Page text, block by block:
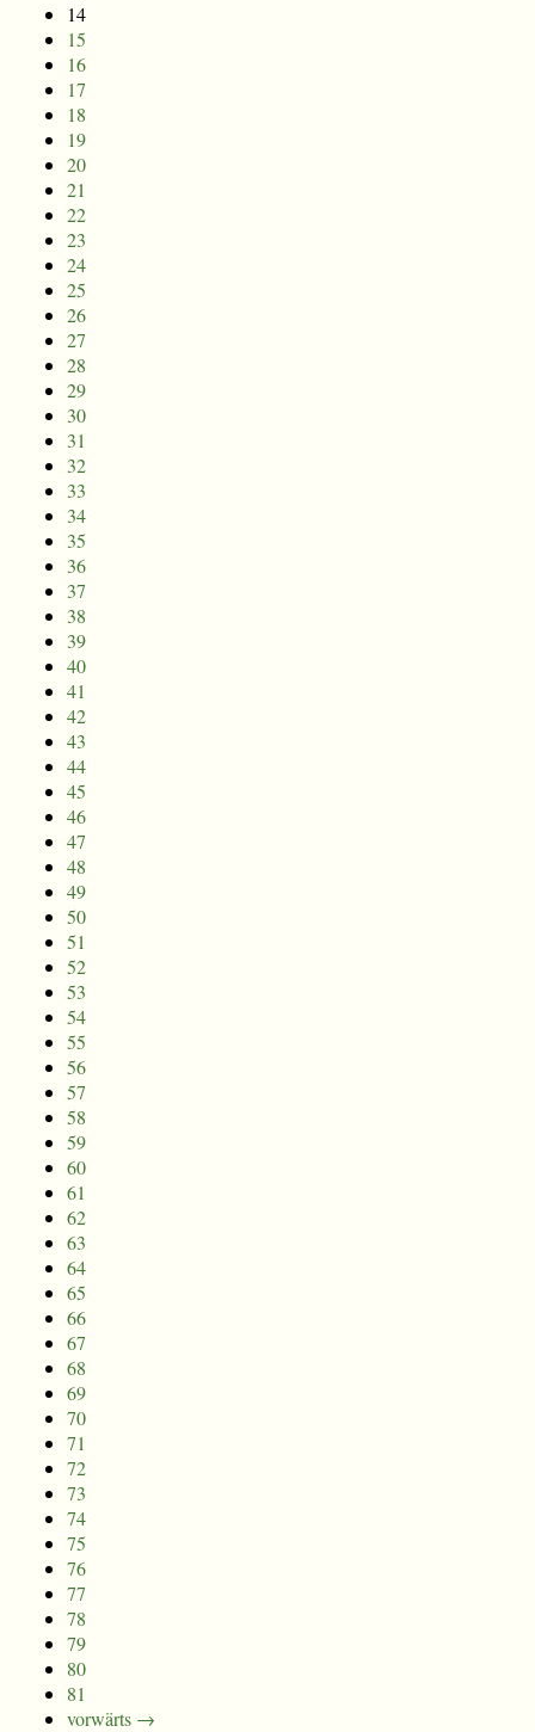
14
15
16
17
18
19
20
21
22
23
24
25
26
27
28
29
30
31
32
33
34
35
36
37
38
39
40
41
42
43
44
45
46
47
48
49
50
51
52
53
54
55
56
57
58
59
60
61
62
63
64
65
66
67
68
69
70
71
72
73
74
75
76
77
78
79
80
81
vorwärts →